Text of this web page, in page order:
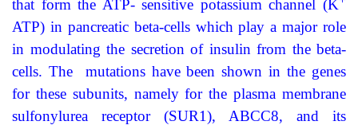
that form the ATP- sensitive potassium channel (K
ATP) in pancreatic beta-cells which play a major role
in modulating the secretion of insulin from the beta-
cells. The mutations have been shown in the genes
for these subunits, namely for the plasma membrane
sulfonylurea receptor (SUR1), ABCC8, and its